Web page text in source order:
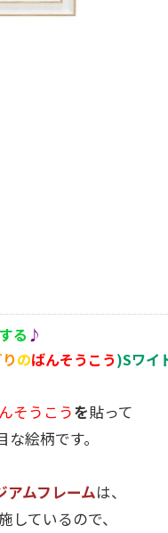
る ♪
のばんそうこう)Sワイ
そうこうを貼って
絵柄です。
アムフレームは、
しているので、